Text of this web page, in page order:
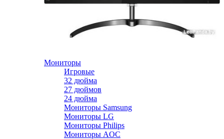
Мониторы
Игровые
32 дюйма
27 дюймов
24 дюйма
Мониторы Samsung
Мониторы LG
Мониторы Philips
Мониторы AOC